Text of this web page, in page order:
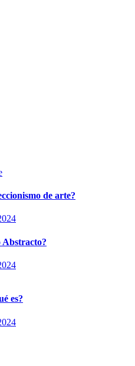
de arte?
Abstracto?
es?